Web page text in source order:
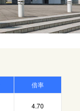
倍率
4.70